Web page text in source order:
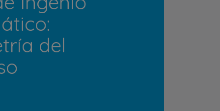
del